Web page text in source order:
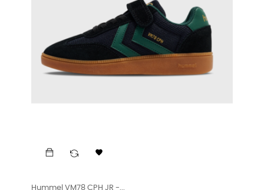

Hummel VM78 CPH JR -...